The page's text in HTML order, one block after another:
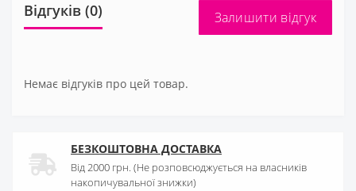
Відгуків (0) Залишити відгук
Немає відгуків про цей товар.
БЕЗКОШТОВНА ДОСТАВКА
Від 2000 грн. (Не розповсюджується на власників
накопичувальної знижки)